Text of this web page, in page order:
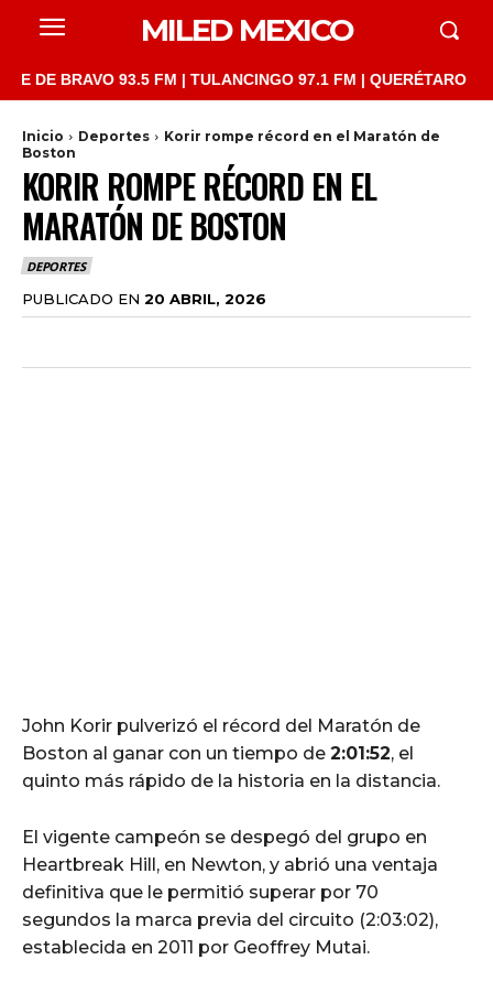
MILED MEXICO
93.5 FM | TULANCINGO 97.1 FM | QUERÉTARO 103.1
Inicio Deportes
Korir rompe récord en el Maratón de
Boston
KORIR ROMPE RÉCORD EN EL
MARATÓN DE BOSTON
DEPORTES
PUBLICADO EN 20 ABRIL, 2026
John Korir pulverizó el récord del Maratón de
Boston al ganar con un tiempo de 2:01:52, el
quinto más rápido de la historia en la distancia.
El vigente campeón se despegó del grupo en
Heartbreak Hill, en Newton, y abrió una ventaja
definitiva que le permitió superar por 70
segundos la marca previa del circuito (2:03:02),
establecida en 2011 por Geoffrey Mutai.